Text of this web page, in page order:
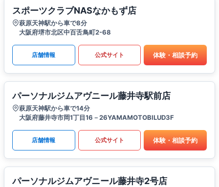
スポーツクラブNASなかもず店
萩原天神駅から車で8分
大阪府堺市北区中百舌鳥町2-68
店舗情報 公式サイト 体験・相談予約
パーソナルジムアヴニール藤井寺駅前店
萩原天神駅から車で14分
大阪府藤井寺市岡1丁目16－26YAMAMOTOBILUD3F
店舗情報 公式サイト 体験・相談予約
パーソナルジムアヴニール藤井寺2号店